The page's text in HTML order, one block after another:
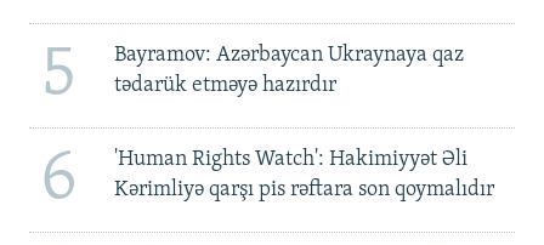
5
Bayramov: Azərbaycan Ukraynaya qaz
tədarük etməyə hazırdır
6
'Human Rights Watch': Hakimiyyət Əli
Kərimliyə qarşı pis rəftara son qoymalıdır